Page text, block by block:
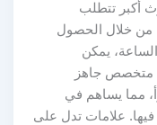
أكبر تتطلب
من خلال الحصول
يمكن
متخصص جاهز
مما يساهم في
فيها. علامات تدل على